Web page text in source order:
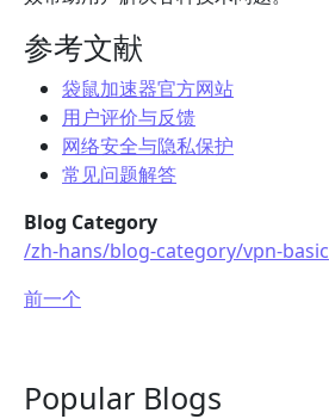
参考文献
袋鼠加速器官方网站
用户评价与反馈
网络安全与隐私保护
常见问题解答
Blog Category
/zh-hans/blog-category/vpn-basic
前一个
Popular Blogs